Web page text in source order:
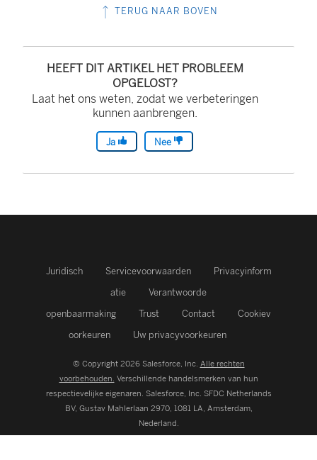
n
d
TERUG NAAR BOVEN
HEEFT DIT ARTIKEL HET PROBLEEM
OPGELOST?
Laat het ons weten, zodat we verbeteringen
kunnen aanbrengen.
Ja Nee
Juridisch Servicevoorwaarden
Privacyinform
atie
Verantwoorde
openbaarmaking
Trust Contact
Cookiev
oorkeuren
Uw privacyvoorkeuren
© Copyright 2026 Salesforce, Inc. Alle rechten
voorbehouden. Verschillende handelsmerken van hun
respectievelijke eigenaren. Salesforce, Inc. SFDC Netherlands
BV, Gustav Mahlerlaan 2970, 1081 LA, Amsterdam,
Nederland.